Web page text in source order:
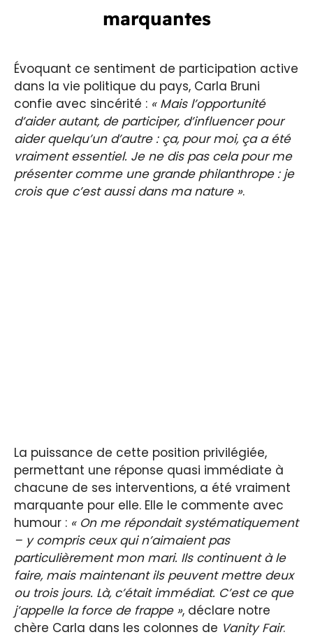
marquantes
Évoquant ce sentiment de participation active
dans la vie politique du pays, Carla Bruni
confie avec sincérité : « Mais l’opportunité
d’aider autant, de participer, d’influencer pour
aider quelqu’un d’autre : ça, pour moi, ça a été
vraiment essentiel. Je ne dis pas cela pour me
présenter comme une grande philanthrope : je
crois que c’est aussi dans ma nature ».
La puissance de cette position privilégiée,
permettant une réponse quasi immédiate à
chacune de ses interventions, a été vraiment
marquante pour elle. Elle le commente avec
humour : « On me répondait systématiquement
– y compris ceux qui n’aimaient pas
particulièrement mon mari. Ils continuent à le
faire, mais maintenant ils peuvent mettre deux
ou trois jours. Là, c’était immédiat. C’est ce que
j’appelle la force de frappe », déclare notre
chère Carla dans les colonnes de Vanity Fair.